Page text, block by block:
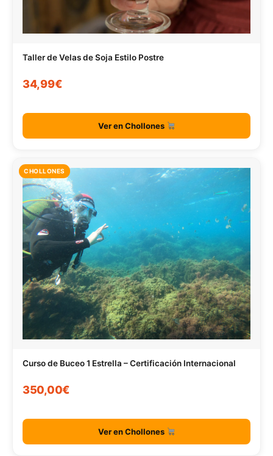
Taller de Velas de Soja Estilo Postre
34,99€
Ver en Chollones
CHOLLONES
Curso de Buceo 1 Estrella – Certificación Internacional
350,00€
Ver en Chollones